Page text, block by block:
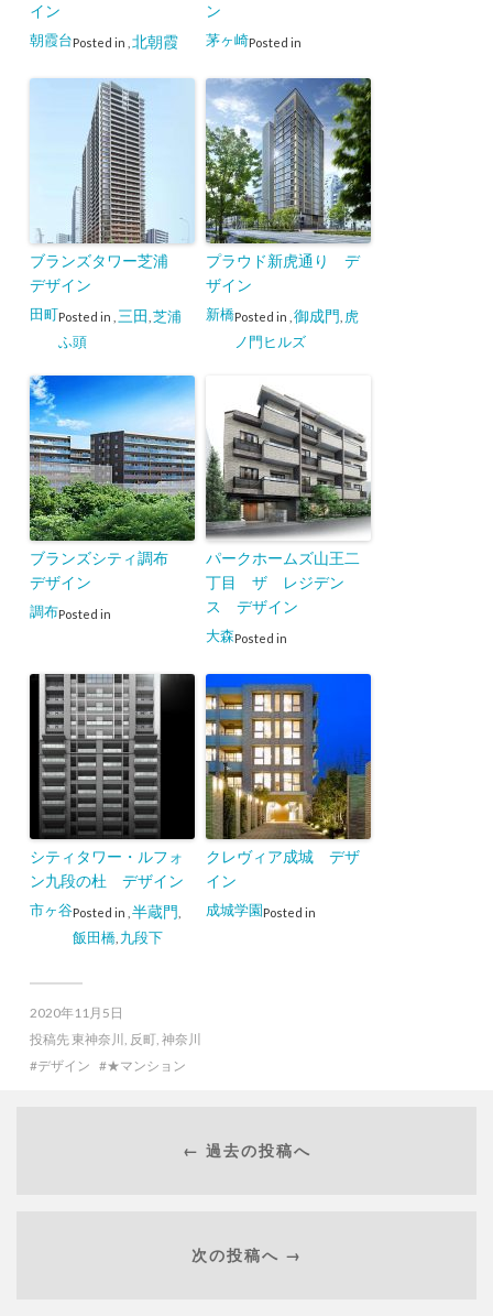
イン
Posted in
朝霞台 北朝霞
ン
Posted in
茅ヶ崎
ブランズタワー芝浦
デザイン
Posted in
田町 三田 芝浦
ふ頭
プラウド新虎通り デ
ザイン
Posted in
新橋 御成門 虎
ノ門ヒルズ
ブランズシティ調布
デザイン
Posted in
調布
パークホームズ山王二
丁目 ザ レジデン
ス デザイン
Posted in
大森
シティタワー・ルフォ
ン九段の杜 デザイン
Posted in
市ヶ谷 半蔵門
飯田橋, 九段下
クレヴィア成城 デザ
イン
Posted in
成城学園
2020年11月5日
投稿先 東神奈川 , 反町, 神奈川
デザイン
★マンション
← 過去の投稿へ
次の投稿へ →